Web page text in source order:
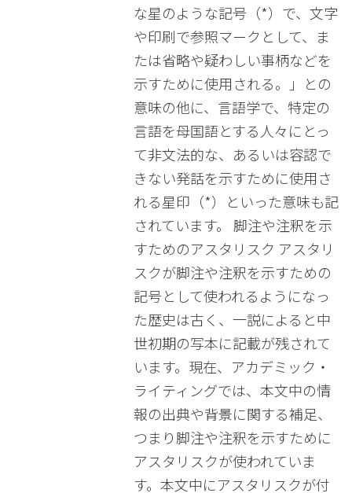
な星のような記号（*）で、文字
や印刷で参照マークとして、ま
たは省略や疑わしい事柄などを
示すために使用される。」との
意味の他に、言語学で、特定の
言語を母国語とする人々にとっ
て非文法的な、あるいは容認で
きない発話を示すために使用さ
れる星印（*）といった意味も記
されています。 脚注や注釈を示
すためのアスタリスク アスタリ
スクが脚注や注釈を示すための
記号として使われるようになっ
た歴史は古く、一説によると中
世初期の写本に記載が残されて
います。現在、アカデミック・
ライティングでは、本文中の情
報の出典や背景に関する補足、
つまり脚注や注釈を示すために
アスタリスクが使われていま
す。本文中にアスタリスクが付